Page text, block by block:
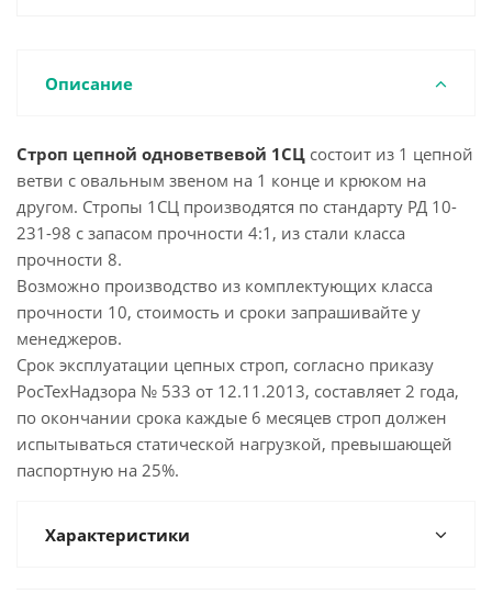
Описание
Строп цепной одноветвевой 1СЦ состоит из 1 цепной
ветви с овальным звеном на 1 конце и крюком на
другом. Стропы 1СЦ производятся по стандарту РД 10-
231-98 с запасом прочности 4:1, из стали класса
прочности 8.
Возможно производство из комплектующих класса
прочности 10, стоимость и сроки запрашивайте у
менеджеров.
Срок эксплуатации цепных строп, согласно приказу
РосТехНадзора № 533 от 12.11.2013, составляет 2 года,
по окончании срока каждые 6 месяцев строп должен
испытываться статической нагрузкой, превышающей
паспортную на 25%.
Характеристики